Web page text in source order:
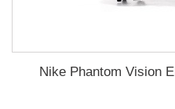
Nike Phantom Vision